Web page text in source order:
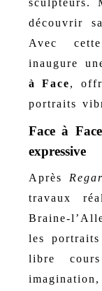
sculpteurs.
découvrir
Avec
inaugure
à Face,
portraits
Face à
expressive
Après
travaux
Braine-
les
libre